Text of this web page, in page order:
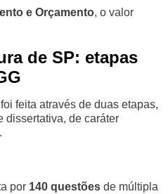
e Orçamento, o valor
de SP: etapas
feita através de duas etapas,
dissertativa, de caráter
por 140 questões de múltipla